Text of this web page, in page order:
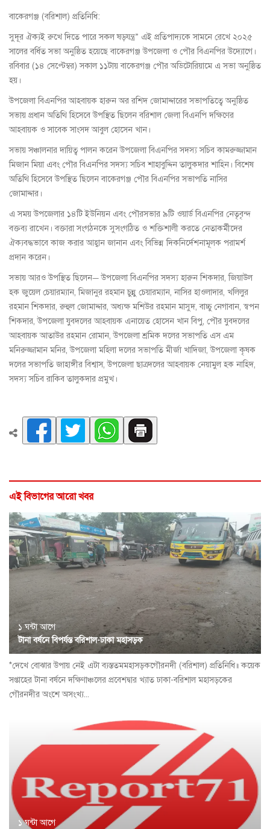
বাকেরগঞ্জ (বরিশাল) প্রতিনিধি:
সুদূর ঐক্যই রুখে দিতে পারে সকল ষড়যন্ত্র” এই প্রতিপাদ্যকে সামনে রেখে ২০২৫
সালের বর্ধিত সভা অনুষ্ঠিত হয়েছে বাকেরগঞ্জ উপজেলা ও পৌর বিএনপির উদ্যোগে।
রবিবার (১৪ সেপ্টেম্বর) সকাল ১১টায় বাকেরগঞ্জ পৌর অডিটোরিয়ামে এ সভা অনুষ্ঠিত
হয়।
উপজেলা বিএনপির আহবায়ক হারুন অর রশিদ জোমাদ্দারের সভাপতিত্বে অনুষ্ঠিত
সভায় প্রধান অতিথি হিসেবে উপস্থিত ছিলেন বরিশাল জেলা বিএনপি দক্ষিণের
আহবায়ক ও সাবেক সাংসদ আবুল হোসেন খান।
সভায় সঞ্চালনার দায়িত্ব পালন করেন উপজেলা বিএনপির সদস্য সচিব কামরুজ্জামান
মিজান মিয়া এবং পৌর বিএনপির সদস্য সচিব শাহাবুদ্দিন তালুকদার শাহিন। বিশেষ
অতিথি হিসেবে উপস্থিত ছিলেন বাকেরগঞ্জ পৌর বিএনপির সভাপতি নাসির
জোমাদ্দার।
এ সময় উপজেলার ১৪টি ইউনিয়ন এবং পৌরসভার ৯টি ওয়ার্ড বিএনপির নেতৃবৃন্দ
বক্তব্য রাখেন। বক্তারা সংগঠনকে সুসংগঠিত ও শক্তিশালী করতে নেতাকর্মীদের
ঐক্যবদ্ধভাবে কাজ করার আহ্বান জানান এবং বিভিন্ন দিকনির্দেশনামূলক পরামর্শ
প্রদান করেন।
সভায় আরও উপস্থিত ছিলেন— উপজেলা বিএনপির সদস্য হারুন শিকদার, জিয়াউল
হক জুয়েল চেয়ারম্যান, মিজানুর রহমান চুন্নু চেয়ারম্যান, নাসির হাওলাদার, খলিলুর
রহমান শিকদার, রুহুল জোমাদ্দার, অধ্যক্ষ মশিউর রহমান মাসুদ, বাচ্চু নেগাবান, স্বপন
শিকদার, উপজেলা যুবদলের আহবায়ক এনায়েত হোসেন খান বিপু, পৌর যুবদলের
আহবায়ক আতাউর রহমান রোমান, উপজেলা শ্রমিক দলের সভাপতি এস এম
মনিরুজ্জামান মনির, উপজেলা মহিলা দলের সভাপতি মীর্জা খাদিজা, উপজেলা কৃষক
দলের সভাপতি জাহাঙ্গীর বিশ্বাস, উপজেলা ছাত্রদলের আহবায়ক নেয়ামুল হক নাহিদ,
সদস্য সচিব রাকিব তালুকদার প্রমুখ।
এই বিভাগের আরো খবর
১ ঘন্টা আগে
টানা বর্ষনে বিপর্যস্ত বরিশাল-ঢাকা মহাসড়ক
*দেখে বোঝার উপায় নেই এটা ব্যস্ততমমহাসড়কগৌরনদী (বরিশাল) প্রতিনিধি॥ কয়েক
সপ্তাহের টানা বর্ষনে দক্ষিণাঞ্চলের প্রবেশদ্বার খ্যাত ঢাকা-বরিশাল মহাসড়কের
গৌরনদীর অংশে অসংখ্য...
১ ঘন্টা আগে